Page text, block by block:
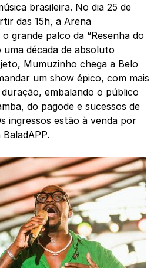
brasileira. No dia 25 de
das 15h, a Arena
grande palco da “Resenha do
uma década de absoluto
Mumuzinho chega a Belo
um show épico, com mais
embalando o público
do pagode e sucessos de
ingressos estão à venda por